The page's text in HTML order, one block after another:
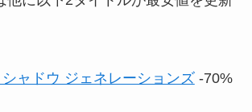
ャドウ ジェネレーションズ-70%